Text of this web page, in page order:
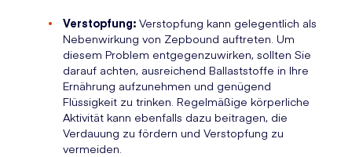
Verstopfung: Verstopfung kann gelegentlich als
Nebenwirkung von Zepbound auftreten. Um
diesem Problem entgegenzuwirken, sollten Sie
darauf achten, ausreichend Ballaststoffe in Ihre
Ernährung aufzunehmen und genügend
Flüssigkeit zu trinken. Regelmäßige körperliche
Aktivität kann ebenfalls dazu beitragen, die
Verdauung zu fördern und Verstopfung zu
vermeiden.